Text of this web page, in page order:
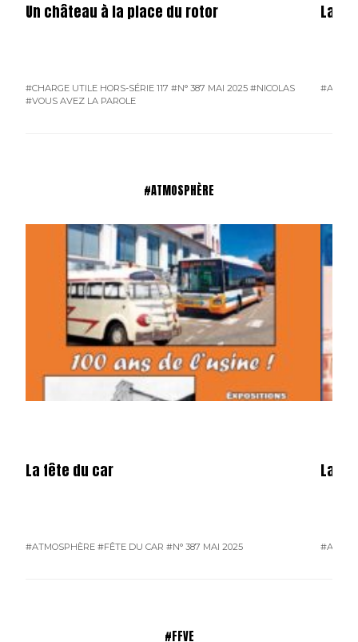
Un château à la place du rotor
#CHARGE UTILE HORS-SÉRIE 117 #N° 387 MAI 2025 #NICOLAS
#VOUS AVEZ LA PAROLE
La
#ATMOSPHÈRE
La fête du car
#ATMOSPHÈRE #FÊTE DU CAR #N° 387 MAI 2025
La
#FFVE